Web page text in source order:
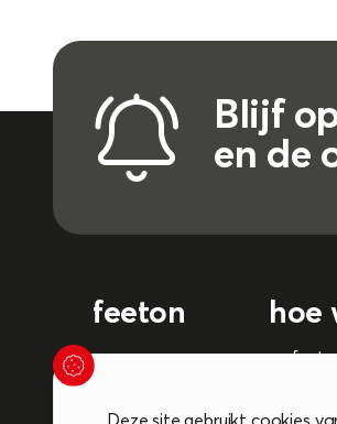
Blijf
en de
feeton
over ons
hoe
Deze site gebruikt cookies